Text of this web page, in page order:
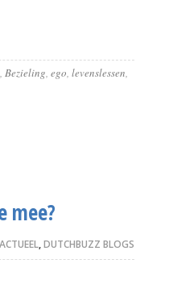
, Bezieling, ego, levenslessen,
mee?
ACTUEEL,DUTCHBUZZ BLOGS